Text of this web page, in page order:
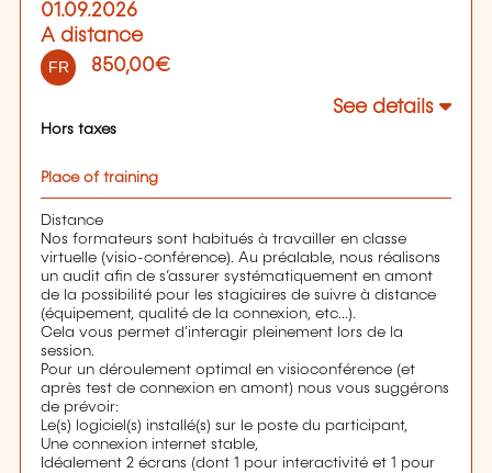
01.09.2026
A distance
FR 850,00€
See details
Hors taxes
Place of training
Distance
Nos formateurs sont habitués à travailler en classe
virtuelle (visio-conférence). Au préalable, nous réalisons
un audit afin de s’assurer systématiquement en amont
de la possibilité pour les stagiaires de suivre à distance
(équipement, qualité de la connexion, etc...).
Cela vous permet d'interagir pleinement lors de la
session.
Pour un déroulement optimal en visioconférence (et
après test de connexion en amont) nous vous suggérons
de prévoir:
Le(s) logiciel(s) installé(s) sur le poste du participant,
Une connexion internet stable,
Idéalement 2 écrans (dont 1 pour interactivité et 1 pour